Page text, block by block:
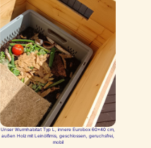
Unser Wurmhabitat Typ L, innere Eurobox 60×40 cm,
außen Holz mit Leinölfirnis, geschlossen, geruchsfrei,
mobil